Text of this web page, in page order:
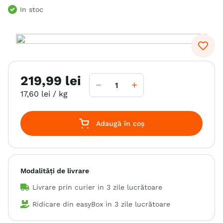
6.
hrana uscata câini
7. hypoallergenic
10. brit caini
In stoc
219,99 lei
17,60 lei / kg
Adaugă în coș
Modalități de livrare
Livrare prin curier in 3 zile lucrătoare
Ridicare din easyBox in 3 zile lucrătoare